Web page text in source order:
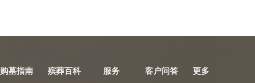
购墓指南 殡葬百科 服务 客户问答 更多